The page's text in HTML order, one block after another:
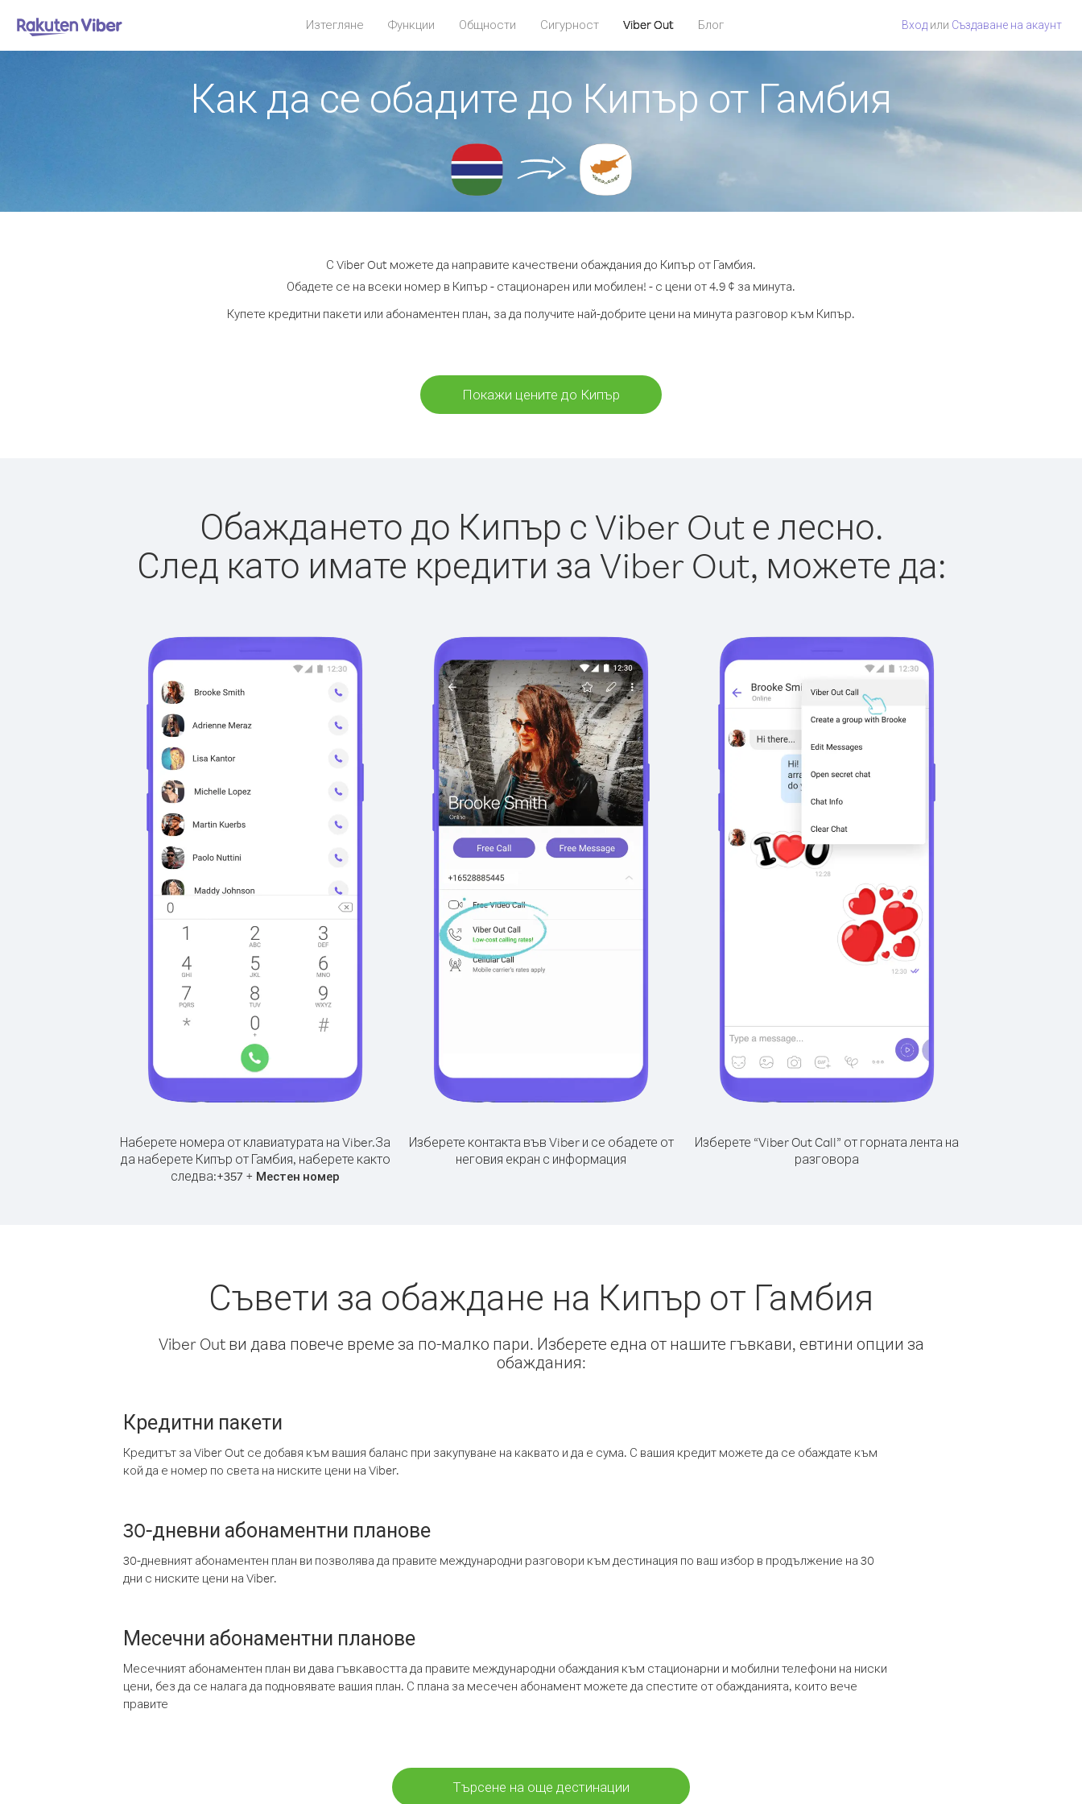
Изтегляне Функции Общности Сигурност Viber Out Блог Вход или Създаване на акаунт
Как да се обадите до Кипър от Гамбия
С Viber Out можете да направите качествени обаждания до Кипър от Гамбия.
Обадете се на всеки номер в Кипър - стационарен или мобилен! - с цени от 4.9 ¢ за минута.
Купете кредитни пакети или абонаментен план, за да получите най-добрите цени на минута разговор към Кипър.
Покажи цените до Кипър
Обаждането до Кипър с Viber Out е лесно.
След като имате кредити за Viber Out, можете да:
Наберете номера от клавиатурата на Viber.За
да наберете Кипър от Гамбия, наберете както
следва:+357 + Местен номер
Изберете контакта във Viber и се обадете от
неговия екран с информация
Изберете “Viber Out Call” от горната лента на
разговора
Съвети за обаждане на Кипър от Гамбия
Viber Out ви дава повече време за по-малко пари. Изберете една от нашите гъвкави, евтини опции за
обаждания:
Кредитни пакети
Кредитът за Viber Out се добавя към вашия баланс при закупуване на каквато и да е сума. С вашия кредит можете да се обаждате към
кой да е номер по света на ниските цени на Viber.
30-дневни абонаментни планове
30-дневният абонаментен план ви позволява да правите международни разговори към дестинация по ваш избор в продължение на 30
дни с ниските цени на Viber.
Месечни абонаментни планове
Месечният абонаментен план ви дава гъвкавостта да правите международни обаждания към стационарни и мобилни телефони на ниски
цени, без да се налага да подновявате вашия план. С плана за месечен абонамент можете да спестите от обажданията, които вече
правите
Търсене на още дестинации